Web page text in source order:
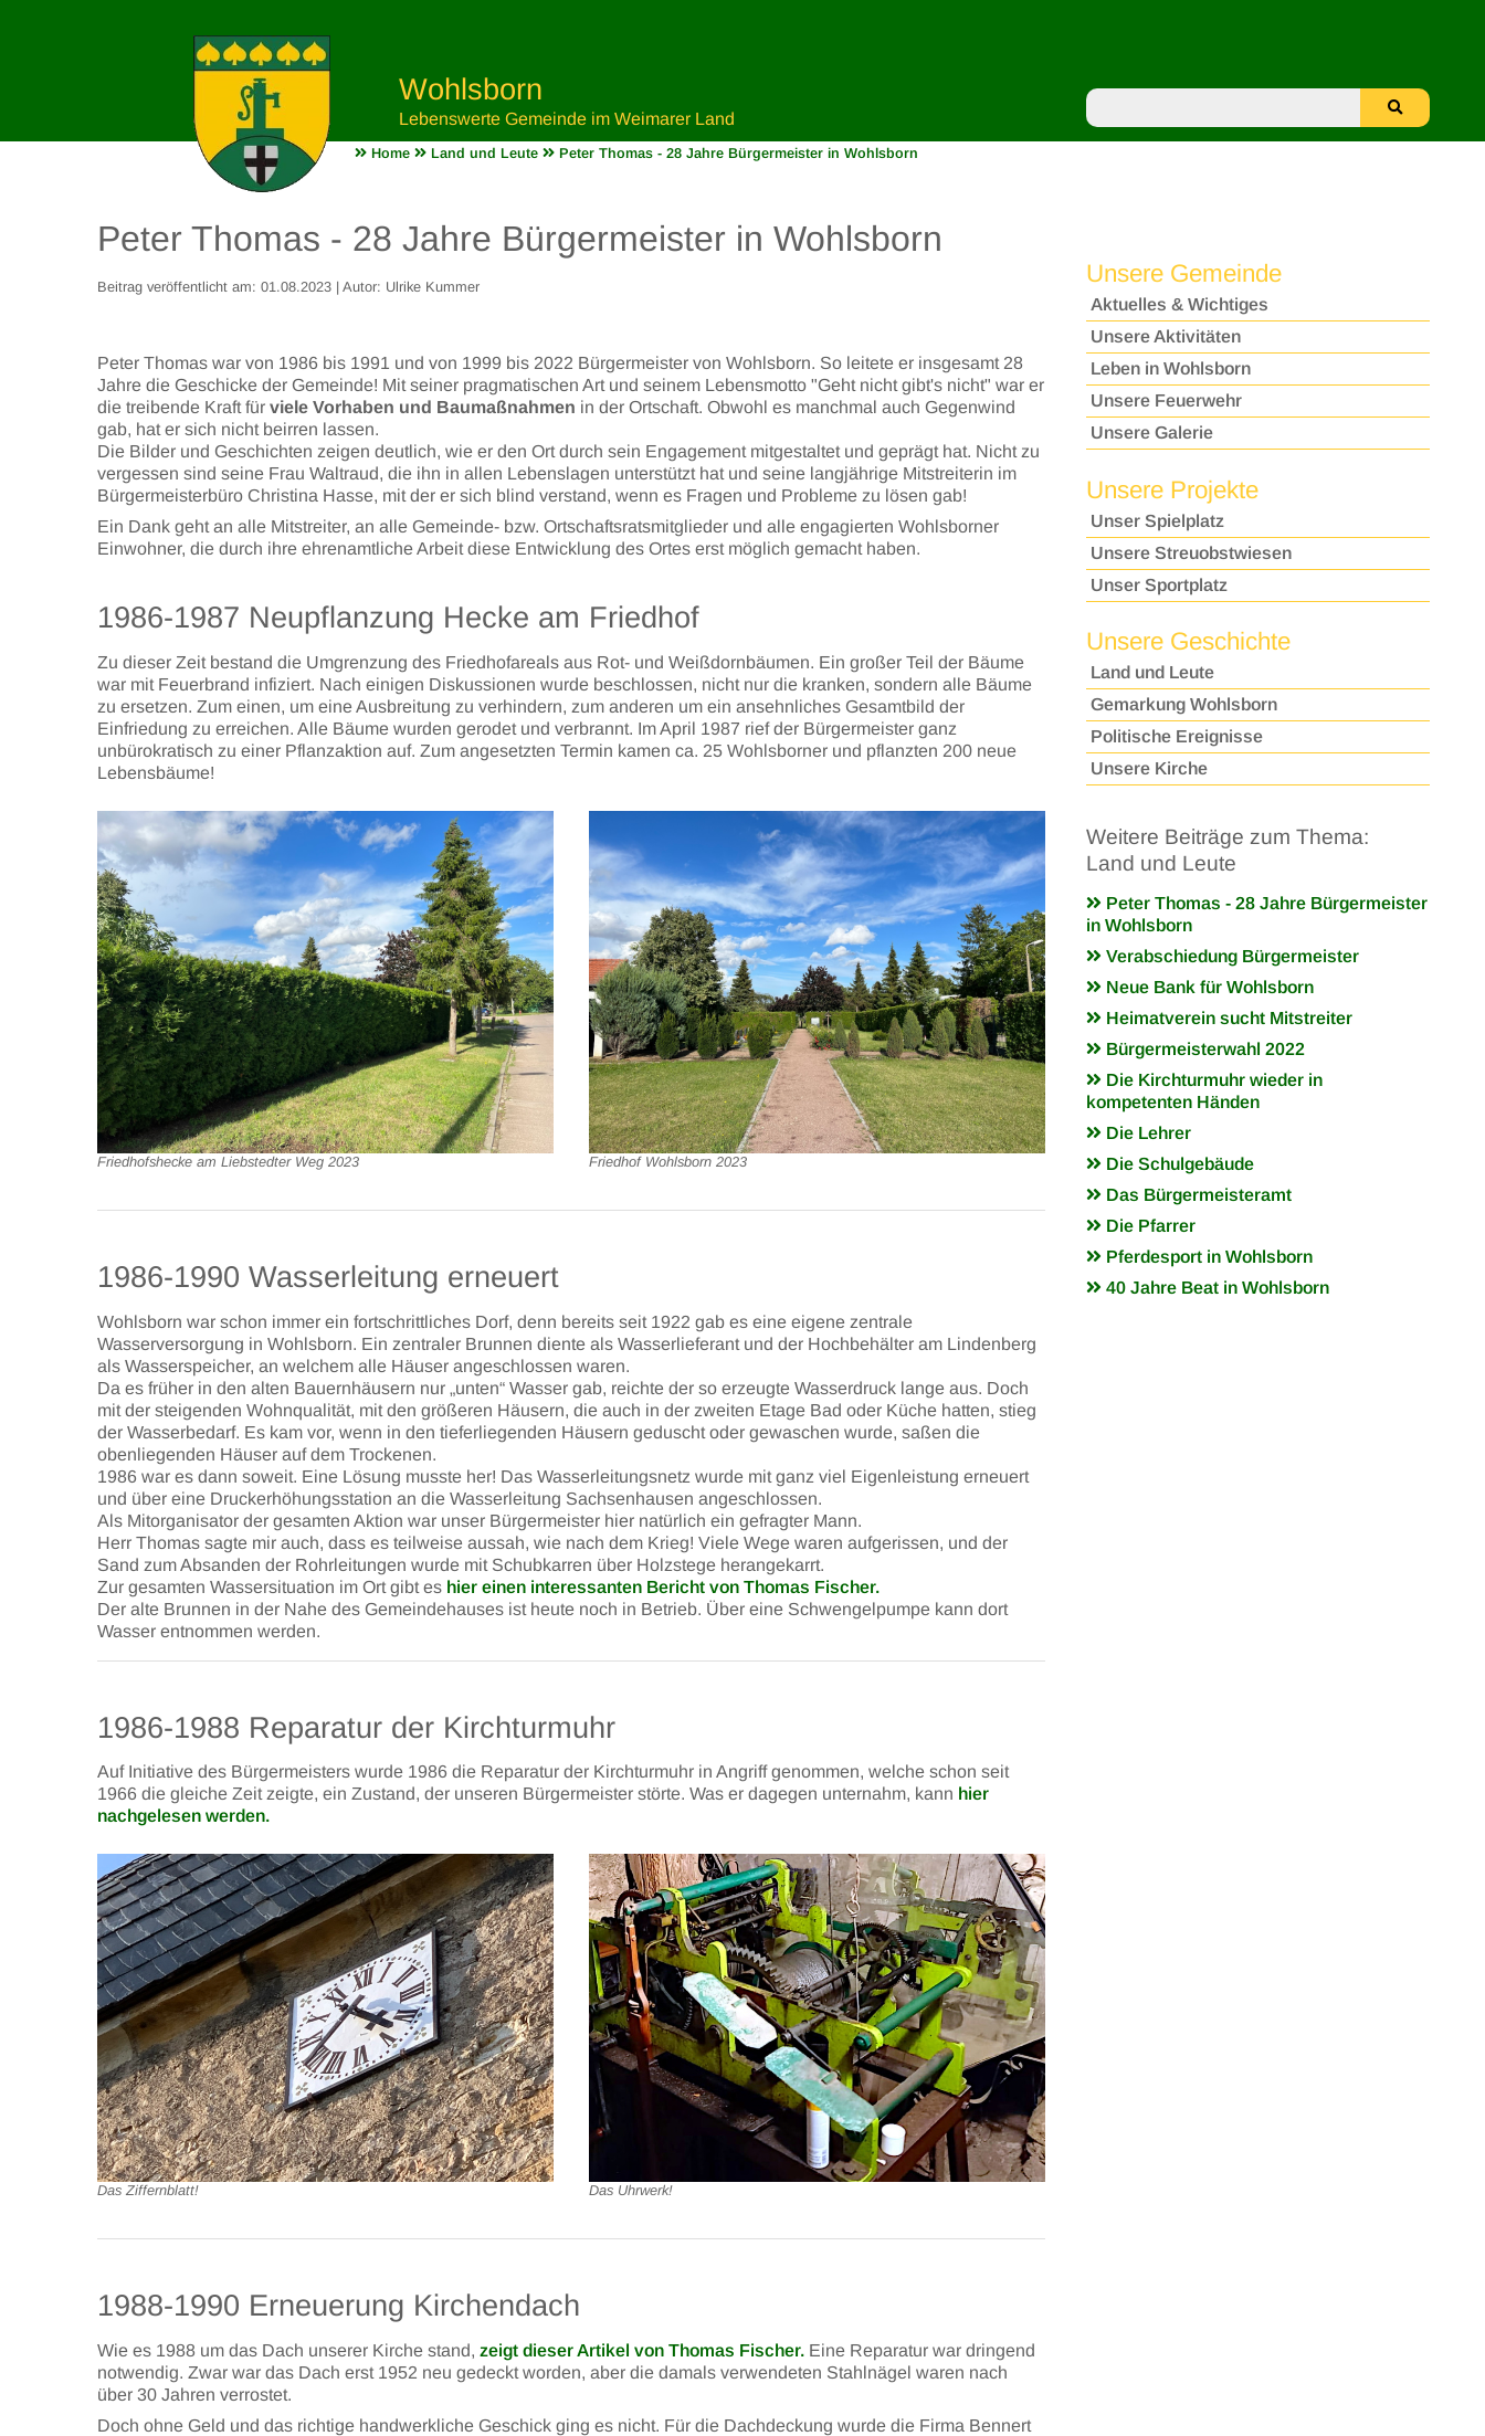
Wohlsborn
Lebenswerte Gemeinde im Weimarer Land
Home Land und Leute Peter Thomas - 28 Jahre Bürgermeister in Wohlsborn
Peter Thomas - 28 Jahre Bürgermeister in Wohlsborn
Beitrag veröffentlicht am: 01.08.2023 | Autor: Ulrike Kummer
Peter Thomas war von 1986 bis 1991 und von 1999 bis 2022 Bürgermeister von Wohlsborn. So leitete er insgesamt 28
Jahre die Geschicke der Gemeinde! Mit seiner pragmatischen Art und seinem Lebensmotto "Geht nicht gibt's nicht" war er
die treibende Kraft für viele Vorhaben und Baumaßnahmen in der Ortschaft. Obwohl es manchmal auch Gegenwind
gab, hat er sich nicht beirren lassen.
Die Bilder und Geschichten zeigen deutlich, wie er den Ort durch sein Engagement mitgestaltet und geprägt hat. Nicht zu
vergessen sind seine Frau Waltraud, die ihn in allen Lebenslagen unterstützt hat und seine langjährige Mitstreiterin im
Bürgermeisterbüro Christina Hasse, mit der er sich blind verstand, wenn es Fragen und Probleme zu lösen gab!
Ein Dank geht an alle Mitstreiter, an alle Gemeinde- bzw. Ortschaftsratsmitglieder und alle engagierten Wohlsborner
Einwohner, die durch ihre ehrenamtliche Arbeit diese Entwicklung des Ortes erst möglich gemacht haben.
1986-1987 Neupflanzung Hecke am Friedhof
Zu dieser Zeit bestand die Umgrenzung des Friedhofareals aus Rot- und Weißdornbäumen. Ein großer Teil der Bäume
war mit Feuerbrand infiziert. Nach einigen Diskussionen wurde beschlossen, nicht nur die kranken, sondern alle Bäume
zu ersetzen. Zum einen, um eine Ausbreitung zu verhindern, zum anderen um ein ansehnliches Gesamtbild der
Einfriedung zu erreichen. Alle Bäume wurden gerodet und verbrannt. Im April 1987 rief der Bürgermeister ganz
unbürokratisch zu einer Pflanzaktion auf. Zum angesetzten Termin kamen ca. 25 Wohlsborner und pflanzten 200 neue
Lebensbäume!
Friedhofshecke am Liebstedter Weg 2023 Friedhof Wohlsborn 2023
1986-1990 Wasserleitung erneuert
Wohlsborn war schon immer ein fortschrittliches Dorf, denn bereits seit 1922 gab es eine eigene zentrale
Wasserversorgung in Wohlsborn. Ein zentraler Brunnen diente als Wasserlieferant und der Hochbehälter am Lindenberg
als Wasserspeicher, an welchem alle Häuser angeschlossen waren.
Da es früher in den alten Bauernhäusern nur „unten“ Wasser gab, reichte der so erzeugte Wasserdruck lange aus. Doch
mit der steigenden Wohnqualität, mit den größeren Häusern, die auch in der zweiten Etage Bad oder Küche hatten, stieg
der Wasserbedarf. Es kam vor, wenn in den tieferliegenden Häusern geduscht oder gewaschen wurde, saßen die
obenliegenden Häuser auf dem Trockenen.
1986 war es dann soweit. Eine Lösung musste her! Das Wasserleitungsnetz wurde mit ganz viel Eigenleistung erneuert
und über eine Druckerhöhungsstation an die Wasserleitung Sachsenhausen angeschlossen.
Als Mitorganisator der gesamten Aktion war unser Bürgermeister hier natürlich ein gefragter Mann.
Herr Thomas sagte mir auch, dass es teilweise aussah, wie nach dem Krieg! Viele Wege waren aufgerissen, und der
Sand zum Absanden der Rohrleitungen wurde mit Schubkarren über Holzstege herangekarrt.
Zur gesamten Wassersituation im Ort gibt es hier einen interessanten Bericht von Thomas Fischer.
Der alte Brunnen in der Nahe des Gemeindehauses ist heute noch in Betrieb. Über eine Schwengelpumpe kann dort
Wasser entnommen werden.
1986-1988 Reparatur der Kirchturmuhr
Auf Initiative des Bürgermeisters wurde 1986 die Reparatur der Kirchturmuhr in Angriff genommen, welche schon seit
1966 die gleiche Zeit zeigte, ein Zustand, der unseren Bürgermeister störte. Was er dagegen unternahm, kann hier
nachgelesen werden.
Das Ziffernblatt! Das Uhrwerk!
1988-1990 Erneuerung Kirchendach
Wie es 1988 um das Dach unserer Kirche stand, zeigt dieser Artikel von Thomas Fischer.Eine Reparatur war dringend
notwendig. Zwar war das Dach erst 1952 neu gedeckt worden, aber die damals verwendeten Stahlnägel waren nach
über 30 Jahren verrostet.
Doch ohne Geld und das richtige handwerkliche Geschick ging es nicht. Für die Dachdeckung wurde die Firma Bennert
Unsere Gemeinde
Aktuelles & Wichtiges
Unsere Aktivitäten
Leben in Wohlsborn
Unsere Feuerwehr
Unsere Galerie
Unsere Projekte
Unser Spielplatz
Unsere Streuobstwiesen
Unser Sportplatz
Unsere Geschichte
Land und Leute
Gemarkung Wohlsborn
Politische Ereignisse
Unsere Kirche
Weitere Beiträge zum Thema:
Land und Leute
Peter Thomas - 28 Jahre Bürgermeister
in Wohlsborn
Verabschiedung Bürgermeister
Neue Bank für Wohlsborn
Heimatverein sucht Mitstreiter
Bürgermeisterwahl 2022
Die Kirchturmuhr wieder in
kompetenten Händen
Die Lehrer
Die Schulgebäude
Das Bürgermeisteramt
Die Pfarrer
Pferdesport in Wohlsborn
40 Jahre Beat in Wohlsborn